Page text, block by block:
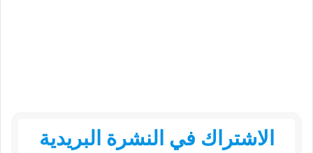
الاشتراك في النشرة البريدية